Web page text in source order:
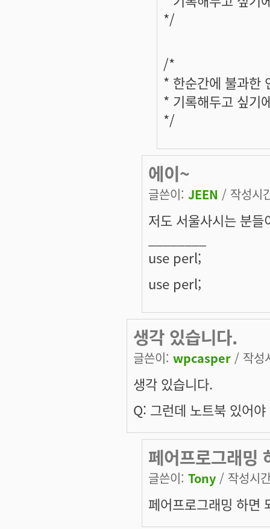
*/
/*
* 한순간에 불과한
* 기록해두고 싶기
*/
에이~
글쓴이: JEEN / 작성시
저도 서울사시는 분
use perl;
use perl;
생각 있습니다.
글쓴이: wpcasper / 작성
생각 있습니다.
Q: 그런데 노트북 있어
페어프로그래밍
글쓴이: Tony / 작성시
페어프로그래밍 하면